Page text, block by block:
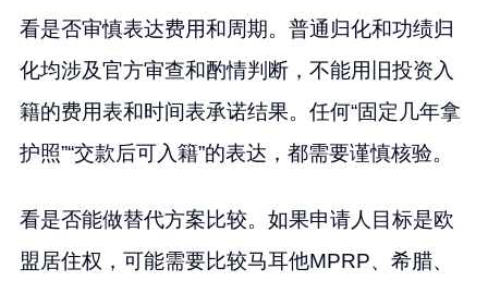
看是否审慎表达费用和周期。普通归化和功绩归
化均涉及官方审查和酌情判断，不能用旧投资入
籍的费用表和时间表承诺结果。任何“固定几年拿
护照”“交款后可入籍”的表达，都需要谨慎核验。
看是否能做替代方案比较。如果申请人目标是欧
盟居住权，可能需要比较马耳他MPRP、希腊、